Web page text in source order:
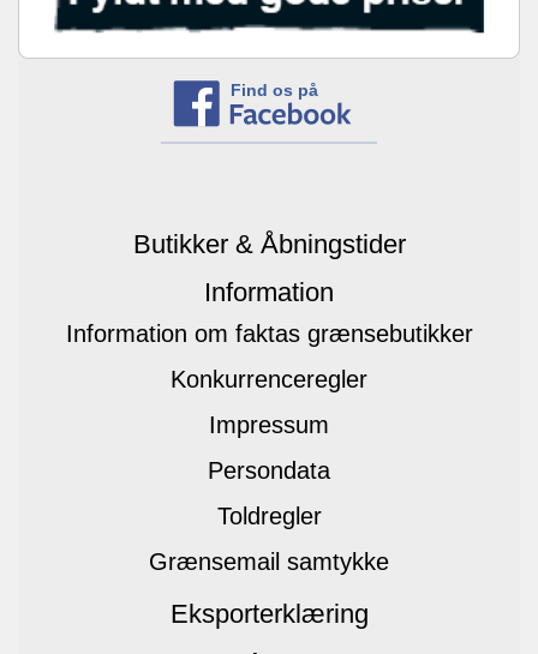
Find os på
Butikker & Åbningstider
Information
Information om faktas grænsebutikker
Konkurrenceregler
Impressum
Persondata
Toldregler
Grænsemail samtykke
Eksporterklæring